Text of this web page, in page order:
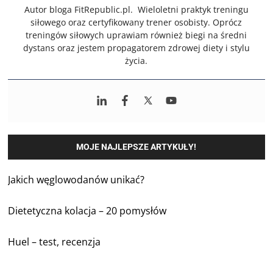
Autor bloga FitRepublic.pl. Wieloletni praktyk treningu
siłowego oraz certyfikowany trener osobisty. Oprócz
treningów siłowych uprawiam również biegi na średni
dystans oraz jestem propagatorem zdrowej diety i stylu
życia.
MOJE NAJLEPSZE ARTYKUŁY!
Jakich węglowodanów unikać?
Dietetyczna kolacja – 20 pomysłów
Huel – test, recenzja